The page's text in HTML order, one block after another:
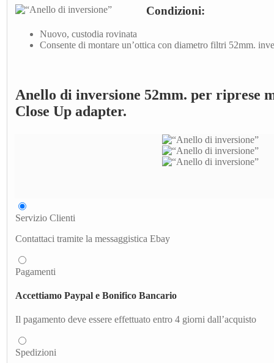
Condizioni:
Nuovo, custodia rovinata
Consente di montare un’ottica con diametro filtri 52mm.
Anello di inversione 52mm. per riprese
Close Up adapter.
Servizio Clienti
Contattaci tramite la messaggistica Ebay
Pagamenti
Accettiamo Paypal e Bonifico Bancario
Il pagamento deve essere effettuato entro 4 giorni dall’acquisto
Spedizioni